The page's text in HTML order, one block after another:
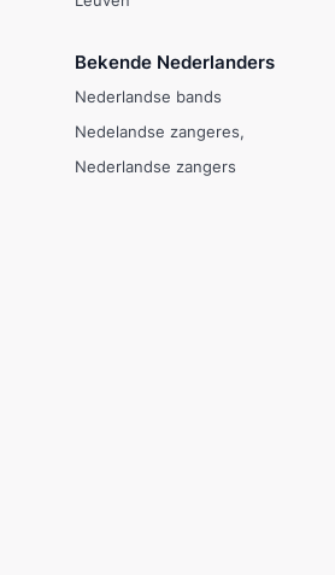
Bekende Nederlanders
Nederlandse bands
Nedelandse zangeres
Nederlandse zangers